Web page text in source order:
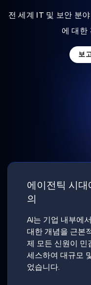
전 세계 IT 및 보안 분
에 대한
보
에이전틱 시대
의
AI는 기업 내부에
대한 개념을 근본
제 모든 신원이 민
세스하여 대규모
었습니다.